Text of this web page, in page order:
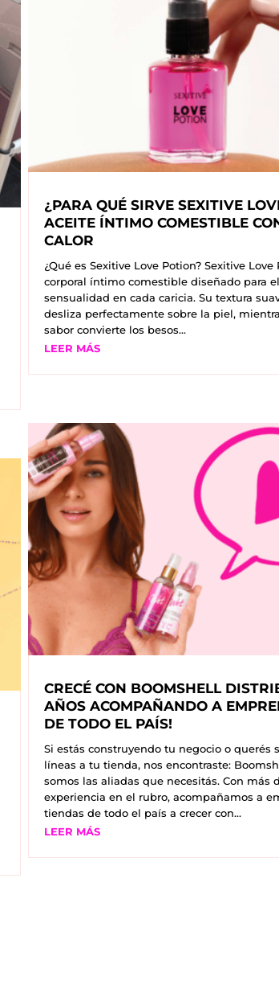
¿PARA QUÉ SIRVE SEXITIVE
ACEITE ÍNTIMO COMESTIBLE
CALOR
¿Qué es Sexitive Love Potion? Sexitive
corporal íntimo comestible diseñado para
sensualidad en cada caricia. Su textura
desliza perfectamente sobre la piel,
sabor convierte los besos...
LEER MÁS
CRECÉ CON BOOMSHELL
AÑOS ACOMPAÑANDO A
DE TODO EL PAÍS!
Si estás construyendo tu negocio o querés
líneas a tu tienda, nos encontraste:
somos las aliadas que necesitás. Con más
experiencia en el rubro, acompañamos a
tiendas de todo el país a crecer con...
LEER MÁS